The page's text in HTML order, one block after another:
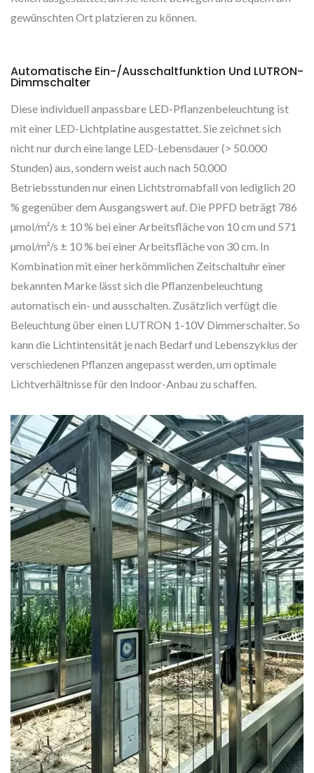
gewünschten Ort platzieren zu können.
Automatische Ein-/Ausschaltfunktion Und LUTRON-
Dimmschalter
Diese individuell anpassbare LED-Pflanzenbeleuchtung ist
mit einer LED-Lichtplatine ausgestattet. Sie zeichnet sich
nicht nur durch eine lange LED-Lebensdauer (> 50.000
Stunden) aus, sondern weist auch nach 50.000
Betriebsstunden nur einen Lichtstromabfall von lediglich 20
% gegenüber dem Ausgangswert auf. Die PPFD beträgt 786
µmol/m²/s ± 10 % bei einer Arbeitsfläche von 10 cm und 571
µmol/m²/s ± 10 % bei einer Arbeitsfläche von 30 cm. In
Kombination mit einer herkömmlichen Zeitschaltuhr einer
bekannten Marke lässt sich die Pflanzenbeleuchtung
automatisch ein- und ausschalten. Zusätzlich verfügt die
Beleuchtung über einen LUTRON 1-10V Dimmerschalter. So
kann die Lichtintensität je nach Bedarf und Lebenszyklus der
verschiedenen Pflanzen angepasst werden, um optimale
Lichtverhältnisse für den Indoor-Anbau zu schaffen.